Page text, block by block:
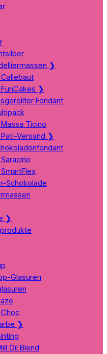
❯
❯
Fondant
Ticino
Versand ❯
Schokolade
❯
Glasuren
❯
Oil Blend